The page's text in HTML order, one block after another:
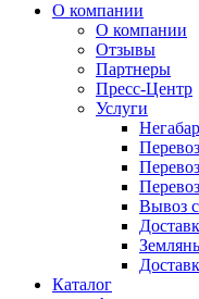
О компании
О компании
Отзывы
Партнеры
Пресс-Центр
Услуги
Вывоз
Каталог